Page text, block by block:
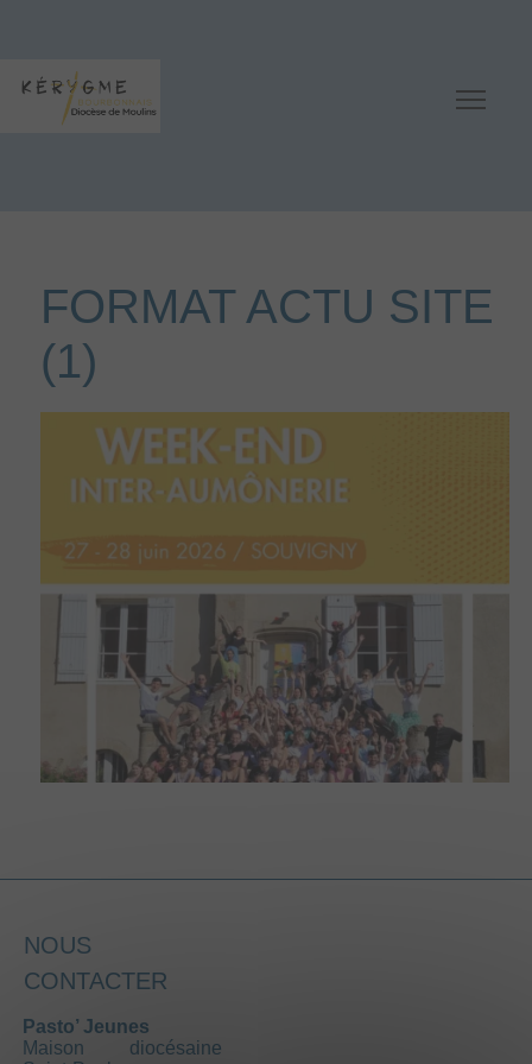
FORMAT ACTU SITE
(1)
NOUS
CONTACTER
Pasto’ Jeunes
Maison diocésaine